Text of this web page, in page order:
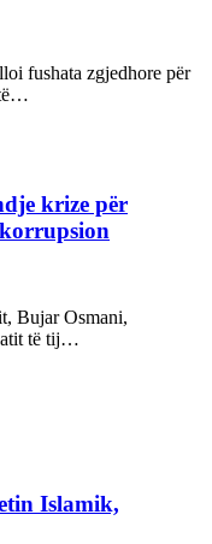
fushata zgjedhore për
krize për
Bujar Osmani,
të tij…
Islamik,